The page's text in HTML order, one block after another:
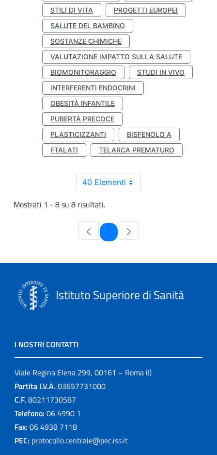
STILI DI VITA
PROGETTI EUROPEI
SALUTE DEL BAMBINO
SOSTANZE CHIMICHE
VALUTAZIONE IMPATTO SULLA SALUTE
BIOMONITORAGGIO
STUDI IN VIVO
INTERFERENTI ENDOCRINI
OBESITÀ INFANTILE
PUBERTÀ PRECOCE
PLASTICIZZANTI
BISFENOLO A
FTALATI
TELARCA PREMATURO
40 Elementi
Mostrati 1 - 8 su 8 risultati.
Pagina
Istituto Superiore di Sanità
I NOSTRI CONTATTI
Viale Regina Elena 299, 00161 – Roma (I)
Partita I.V.A. 03657731000
C.F. 80211730587
Telefono: 06 4990 1
Fax: 06 4938 7118
PEC: protocollo.centrale@pec.iss.it